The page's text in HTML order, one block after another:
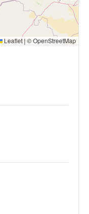
Leaflet | ©OpenStreetMap